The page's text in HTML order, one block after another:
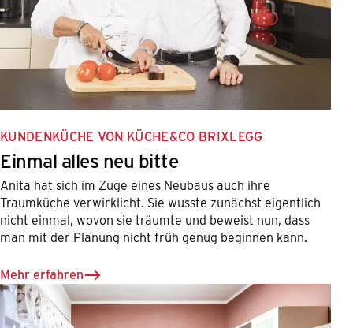
KUNDENKÜCHE VON KÜCHE&CO BRIXLEGG
Einmal alles neu bitte
Anita hat sich im Zuge eines Neubaus auch ihre
Traumküche verwirklicht. Sie wusste zunächst eigentlich
nicht einmal, wovon sie träumte und beweist nun, dass
man mit der Planung nicht früh genug beginnen kann.
Mehr erfahren